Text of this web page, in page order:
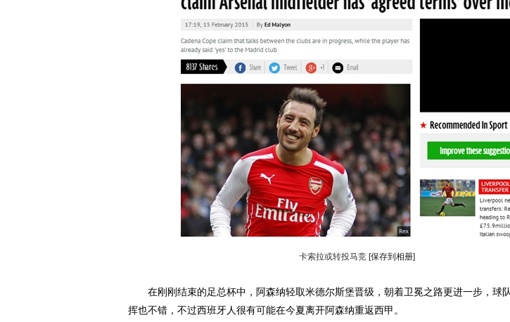
卡索拉或转投马竞 [保存到相册]
在刚刚结束的足总杯中，阿森纳轻取米德尔斯堡晋级，朝着卫冕之路更进一步，球
挥也不错，不过西班牙人很有可能在今夏离开阿森纳重返西甲。